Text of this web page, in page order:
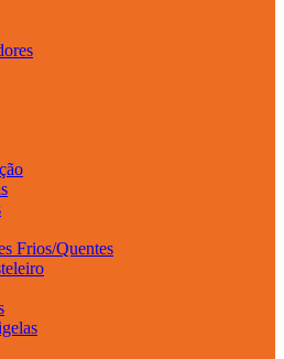
Frios/Quentes